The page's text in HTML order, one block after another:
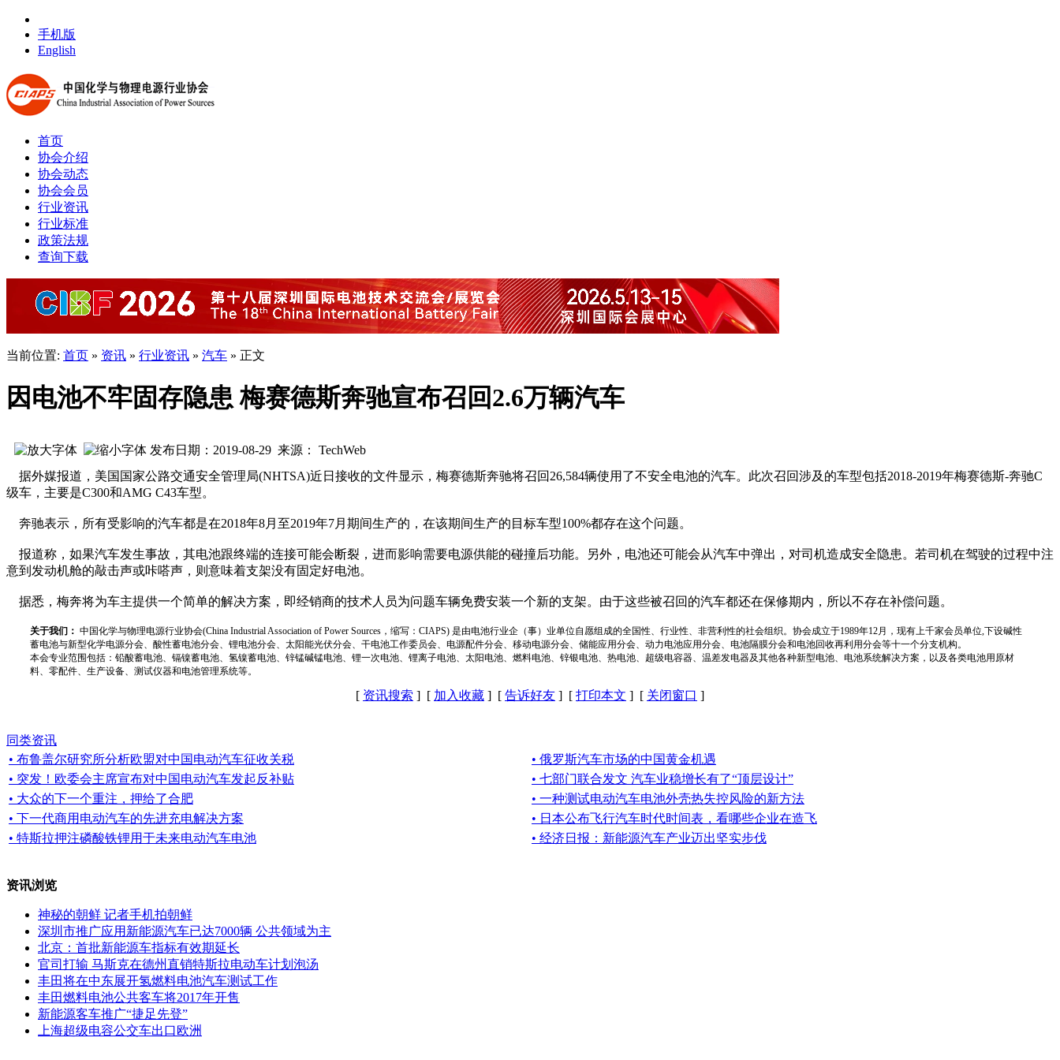
手机版
English
首页
协会介绍
协会动态
协会会员
行业资讯
行业标准
政策法规
查询下载
当前位置: 首页 » 资讯 » 行业资讯 » 汽车 » 正文
因电池不牢固存隐患 梅赛德斯奔驰宣布召回2.6万辆汽车
发布日期：2019-08-29 来源： TechWeb
据外媒报道，美国国家公路交通安全管理局(NHTSA)近日接收的文件显示，梅赛德斯奔驰将召回26,584辆使用了不安全电池的汽车。此次召回涉及的车型包括2018-2019年梅赛德斯-奔驰C
级车，主要是C300和AMG C43车型。
奔驰表示，所有受影响的汽车都是在2018年8月至2019年7月期间生产的，在该期间生产的目标车型100%都存在这个问题。
报道称，如果汽车发生事故，其电池跟终端的连接可能会断裂，进而影响需要电源供能的碰撞后功能。另外，电池还可能会从汽车中弹出，对司机造成安全隐患。若司机在驾驶的过程中注
意到发动机舱的敲击声或咔嗒声，则意味着支架没有固定好电池。
据悉，梅奔将为车主提供一个简单的解决方案，即经销商的技术人员为问题车辆免费安装一个新的支架。由于这些被召回的汽车都还在保修期内，所以不存在补偿问题。
关于我们： 中国化学与物理电源行业协会(China Industrial Association of Power Sources，缩写：CIAPS) 是由电池行业企（事）业单位自愿组成的全国性、行业性、非营利性的社会组织。协会成立于1989年12月，现有上千家会员单位,下设碱性
蓄电池与新型化学电源分会、酸性蓄电池分会、锂电池分会、太阳能光伏分会、干电池工作委员会、电源配件分会、移动电源分会、储能应用分会、动力电池应用分会、电池隔膜分会和电池回收再利用分会等十一个分支机构。
本会专业范围包括：铅酸蓄电池、镉镍蓄电池、氢镍蓄电池、锌锰碱锰电池、锂一次电池、锂离子电池、太阳电池、燃料电池、锌银电池、热电池、超级电容器、温差发电器及其他各种新型电池、电池系统解决方案，以及各类电池用原材
料、零配件、生产设备、测试仪器和电池管理系统等。
[ 资讯搜索 ] [ 加入收藏 ] [ 告诉好友 ] [ 打印本文 ] [ 关闭窗口 ]
同类资讯
• 布鲁盖尔研究所分析欧盟对中国电动汽车征收关税
• 俄罗斯汽车市场的中国黄金机遇
• 突发！欧委会主席宣布对中国电动汽车发起反补贴
• 七部门联合发文 汽车业稳增长有了“顶层设计”
• 大众的下一个重注，押给了合肥
• 一种测试电动汽车电池外壳热失控风险的新方法
• 下一代商用电动汽车的先进充电解决方案
• 日本公布飞行汽车时代时间表，看哪些企业在造飞
• 特斯拉押注磷酸铁锂用于未来电动汽车电池
• 经济日报：新能源汽车产业迈出坚实步伐
资讯浏览
神秘的朝鲜 记者手机拍朝鲜
深圳市推广应用新能源汽车已达7000辆 公共领域为主
北京：首批新能源车指标有效期延长
官司打输 马斯克在德州直销特斯拉电动车计划泡汤
丰田将在中东展开氢燃料电池汽车测试工作
丰田燃料电池公共客车将2017年开售
新能源客车推广“捷足先登”
上海超级电容公交车出口欧洲